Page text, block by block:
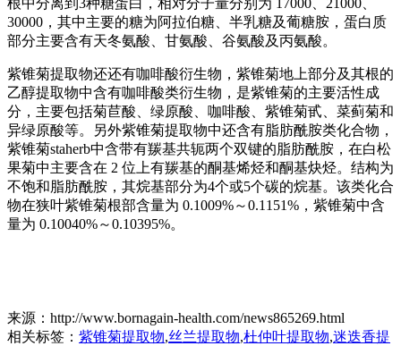
根中分离到3种糖蛋白，相对分子量分别为 17000、21000、
30000，其中主要的糖为阿拉伯糖、半乳糖及葡糖胺，蛋白质
部分主要含有天冬氨酸、甘氨酸、谷氨酸及丙氨酸。
紫锥菊提取物还还有咖啡酸衍生物，紫锥菊地上部分及其根的
乙醇提取物中含有咖啡酸类衍生物，是紫锥菊的主要活性成
分，主要包括菊苣酸、绿原酸、咖啡酸、紫锥菊甙、菜蓟菊和
异绿原酸等。另外紫锥菊提取物中还含有脂肪酰胺类化合物，
紫锥菊staherb中含带有羰基共轭两个双键的脂肪酰胺，在白松
果菊中主要含在 2 位上有羰基的酮基烯烃和酮基炔烃。结构为
不饱和脂肪酰胺，其烷基部分为4个或5个碳的烷基。该类化合
物在狭叶紫锥菊根部含量为 0.1009%～0.1151%，紫锥菊中含
量为 0.10040%～0.10395%。
来源：http://www.bornagain-health.com/news865269.html
相关标签： 紫锥菊提取物,丝兰提取物,杜仲叶提取物,迷迭香提